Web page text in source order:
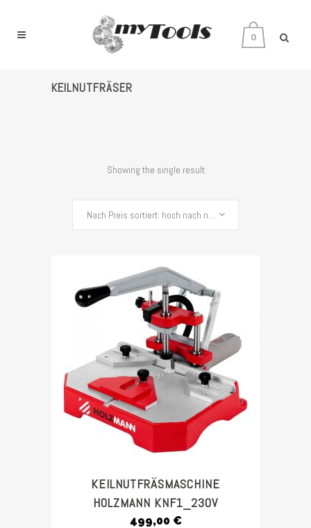
0
KEILNUTFRÄSER
Showing the single result
Nach Preis sortiert: hoch nach niedrig
KEILNUTFRÄSMASCHINE
HOLZMANN KNF1_230V
499,00 €